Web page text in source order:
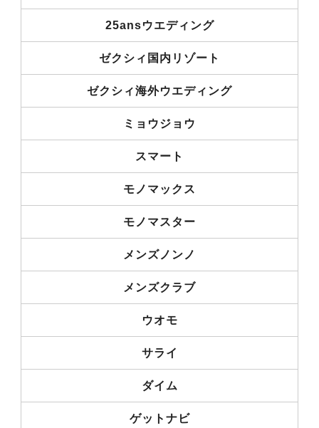
25ansウエディング
ゼクシィ国内リゾート
ゼクシィ海外ウエディング
ミョウジョウ
スマート
モノマックス
モノマスター
メンズノンノ
メンズクラブ
ウオモ
サライ
ダイム
ゲットナビ